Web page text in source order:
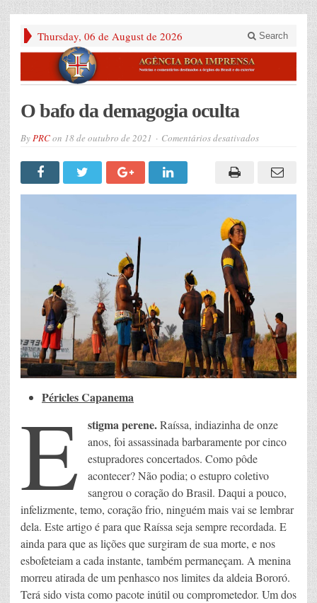
Thursday, 06 de August de 2026 Search
O bafo da demagogia oculta
ByPRCon 18 de outubro de 2021 Comentários desativadosem
demagogia
Péricles Capanema
E stigma perene.Raíssa, indiazinha de onze
anos, foi assassinada barbaramente por cinco
estupradores concertados. Como pôde
acontecer? Não podia; o estupro coletivo
sangrou o coração do Brasil. Daqui a pouco,
infelizmente, temo, coração frio, ninguém mais vai se lembrar
dela. Este artigo é para que Raíssa seja sempre recordada. E
ainda para que as lições que surgiram de sua morte, e nos
esbofeteiam a cada instante, também permaneçam. A menina
morreu atirada de um penhasco nos limites da aldeia Bororó.
Terá sido vista como pacote inútil ou comprometedor. Um dos